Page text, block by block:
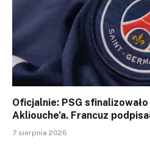
Oficjalnie: PSG
Akliouche’a. Francuz
7 sierpnia 2026